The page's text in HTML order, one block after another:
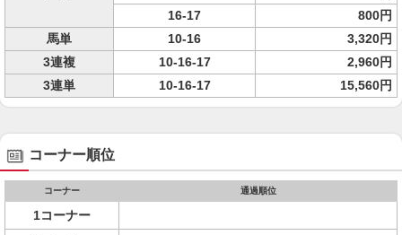
16-17
800円
馬単
10-16
3,320円
3連複
10-16-17
2,960円
3連単
10-16-17 15,560円
コーナー順位
コーナー 通過順位
1コーナー